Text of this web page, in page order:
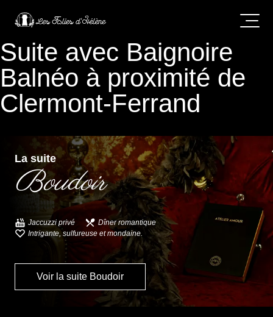
Suite avec Baignoire
Balnéo à proximité de
Clermont-Ferrand
La suite
Boudoir
Jaccuzzi privé
Dîner romantique
Intrigante, sulfureuse et mondaine.
Voir la suite Boudoir